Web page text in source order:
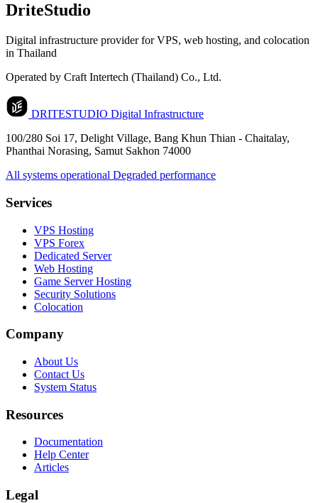
DriteStudio
Digital infrastructure provider for VPS, web hosting, and colocation
in Thailand
Operated by Craft Intertech (Thailand) Co., Ltd.
DRITESTUDIO Digital Infrastructure
100/280 Soi 17, Delight Village, Bang Khun Thian - Chaitalay,
Phanthai Norasing, Samut Sakhon 74000
All systems operational Degraded performance
Services
VPS Hosting
VPS Forex
Dedicated Server
Web Hosting
Game Server Hosting
Security Solutions
Colocation
Company
About Us
Contact Us
System Status
Resources
Documentation
Help Center
Articles
Legal